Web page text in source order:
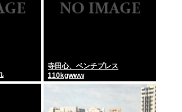
寺田心、ベンチプレス
110kgwww